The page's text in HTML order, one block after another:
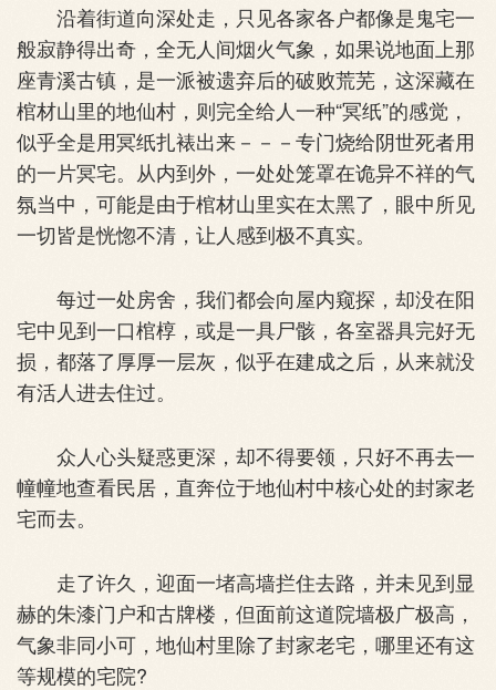
沿着街道向深处走，只见各家各户都像是鬼宅一
般寂静得出奇，全无人间烟火气象，如果说地面上那
座青溪古镇，是一派被遗弃后的破败荒芜，这深藏在
棺材山里的地仙村，则完全给人一种“冥纸”的感觉，
似乎全是用冥纸扎裱出来－－－专门烧给阴世死者用
的一片冥宅。从内到外，一处处笼罩在诡异不祥的气
氛当中，可能是由于棺材山里实在太黑了，眼中所见
一切皆是恍惚不清，让人感到极不真实。
每过一处房舍，我们都会向屋内窥探，却没在阳
宅中见到一口棺椁，或是一具尸骸，各室器具完好无
损，都落了厚厚一层灰，似乎在建成之后，从来就没
有活人进去住过。
众人心头疑惑更深，却不得要领，只好不再去一
幢幢地查看民居，直奔位于地仙村中核心处的封家老
宅而去。
走了许久，迎面一堵高墙拦住去路，并未见到显
赫的朱漆门户和古牌楼，但面前这道院墙极广极高，
气象非同小可，地仙村里除了封家老宅，哪里还有这
等规模的宅院?